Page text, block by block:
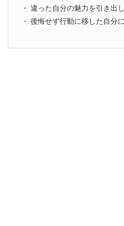
・ 違った自分の魅力を引き出
・ 後悔せず行動に移した自分